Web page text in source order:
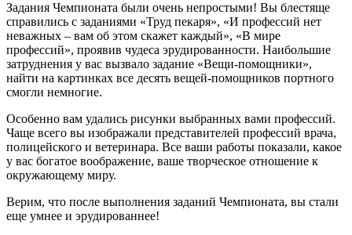
Задания Чемпионата были очень непростыми! Вы блестяще
справились с заданиями «Труд пекаря», «И профессий нет
неважных – вам об этом скажет каждый», «В мире
профессий», проявив чудеса эрудированности. Наибольшие
затруднения у вас вызвало задание «Вещи-помощники»,
найти на картинках все десять вещей-помощников портного
смогли немногие.
Особенно вам удались рисунки выбранных вами профессий.
Чаще всего вы изображали представителей профессий врача,
полицейского и ветеринара. Все ваши работы показали, какое
у вас богатое воображение, ваше творческое отношение к
окружающему миру.
Верим, что после выполнения заданий Чемпионата, вы стали
еще умнее и эрудированнее!